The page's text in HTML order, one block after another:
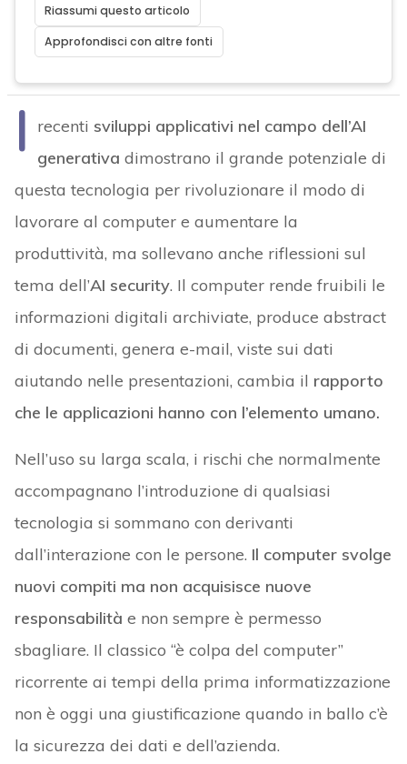
Riassumi questo articolo
Approfondisci con altre fonti
I recenti sviluppi applicativi nel campo dell’AI
generativa dimostrano il grande potenziale di
questa tecnologia per rivoluzionare il modo di
lavorare al computer e aumentare la
produttività, ma sollevano anche riflessioni sul
tema dell’AI security. Il computer rende fruibili le
informazioni digitali archiviate, produce abstract
di documenti, genera e-mail, viste sui dati
aiutando nelle presentazioni, cambia il rapporto
che le applicazioni hanno con l’elemento umano.
Nell’uso su larga scala, i rischi che normalmente
accompagnano l’introduzione di qualsiasi
tecnologia si sommano con derivanti
dall’interazione con le persone. Il computer svolge
nuovi compiti ma non acquisisce nuove
responsabilità e non sempre è permesso
sbagliare. Il classico “è colpa del computer”
ricorrente ai tempi della prima informatizzazione
non è oggi una giustificazione quando in ballo c’è
la sicurezza dei dati e dell’azienda.